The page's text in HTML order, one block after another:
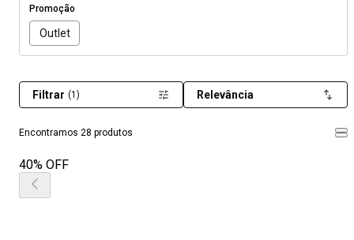
Promoção
Outlet
Encontramos 28 produtos
Filtrar (1) Relevância
40% OFF